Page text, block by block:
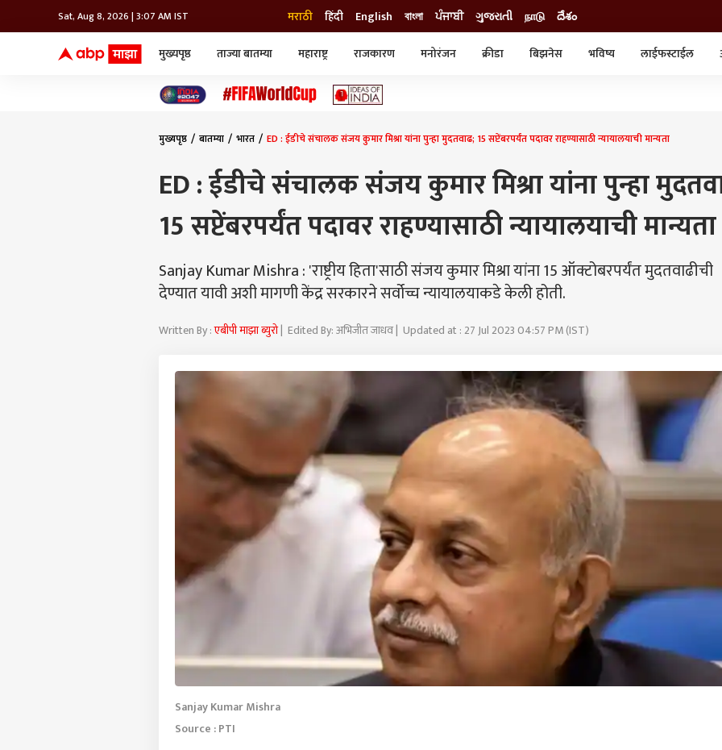
Sat, Aug 8, 2026 | 3:07 AM IST मराठी हिंदी English বাংলা ਪੰਜਾਬੀ ગુજરાતી நாடு దేశం
मुख्यपृष्ठ ताज्या बातम्या महाराष्ट्र राजकारण मनोरंजन क्रीडा बिझनेस भविष्य लाईफस्टाईल
मुख्यपृष्ठ बातम्या भारत ED : ईडीचे संचालक संजय कुमार मिश्रा यांना पुन्हा मुदतवाढ; 15 सप्टेंबरपर्यंत पदावर राहण्यासाठी न्यायालयाची मान्यता
ED : ईडीचे संचालक संजय कुमार मिश्रा यांना पुन्हा
15 सप्टेंबरपर्यंत पदावर राहण्यासाठी न्यायालयाची मान्यता
Sanjay Kumar Mishra : 'राष्ट्रीय हिता'साठी संजय कुमार मिश्रा यांना 15 ऑक्टोबरपर्यंत मुदतवाढीची
देण्यात यावी अशी मागणी केंद्र सरकारने सर्वोच्च न्यायालयाकडे केली होती.
Written By :एबीपी माझा ब्युरो| Edited By: अभिजीत जाधव | Updated at : 27 Jul 2023 04:57 PM (IST)
Sanjay Kumar Mishra
Source : PTI